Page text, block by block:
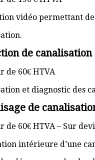
vidéo permettant
de
de 60€ HTVA
et diagnostic des
de
de 60€ HTVA – Sur
intérieure d’une